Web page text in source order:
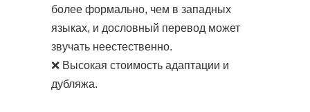
более формально, чем в западных
языках, и дословный перевод может
звучать неестественно.
❌ Высокая стоимость адаптации и
дубляжа.